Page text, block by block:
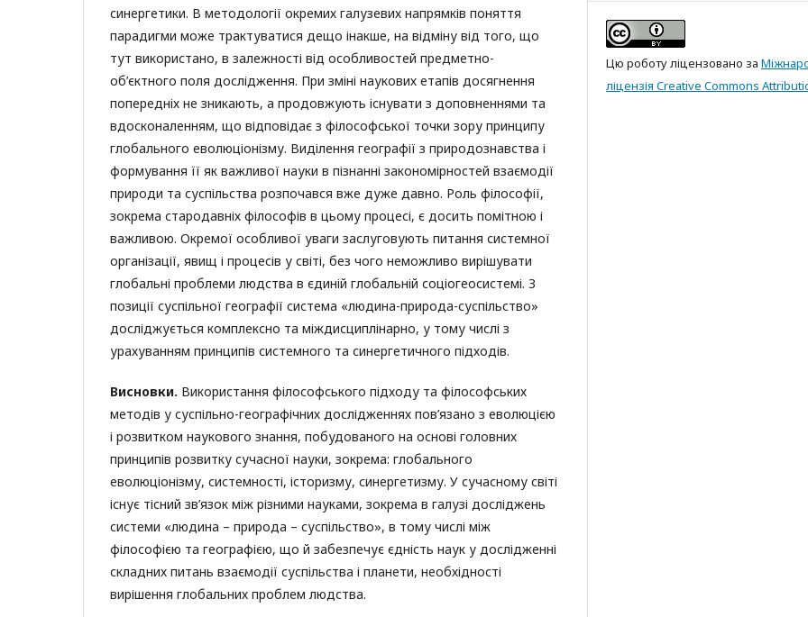
синергетики. В методології окремих галузевих напрямків поняття
парадигми може трактуватися дещо інакше, на відміну від того, що
тут використано, в залежності від особливостей предметно-
об’єктного поля дослідження. При зміні наукових етапів досягнення
попередніх не зникають, а продовжують існувати з доповнення­ми та
вдосконаленням, що відповідає з філософської точки зору принципу
глобального еволюціонізму. Виділення географії з природознавства і
формування її як важливої науки в пізнанні закономірностей взаємодії
природи та суспільства розпочався вже дуже давно. Роль філософії,
зокрема стародавніх філософів в цьому процесі, є досить помітною і
важливою. Окремої особливої уваги заслуговують питання системної
організації, явищ і процесів у світі, без чого неможливо вирішувати
глобальні проблеми людства в єдиній глобальній соціогеосистемі. З
позиції суспіль­ної географії система «людина-природа-суспільство»
досліджується комплексно та міждисциплінарно, у тому числі з
урахуванням принципів системного та синергетичного підходів.
Висновки. Використання філософського підходу та філософських
методів у суспільно-географічних досліджен­нях пов’язано з еволюцією
і розвитком наукового знання, побудованого на основі головних
принципів розвитку сучасної науки, зокрема: глобального
еволюціонізму, системності, історизму, синергетизму. У сучасному світі
існує тісний зв’язок між різними науками, зокрема в галузі досліджень
системи «людина – природа – суспільство», в тому числі між
філософією та географією, що й забезпечує єдність наук у дослідженні
складних питань взаємодії суспіль­ства і планети, необхідності
вирішення глобальних проблем людства.
Цю роботу ліцензовано за
ліцензія Creative Commons